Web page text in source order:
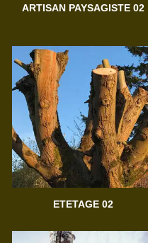
ARTISAN PAYSAGISTE 02
ETETAGE 02